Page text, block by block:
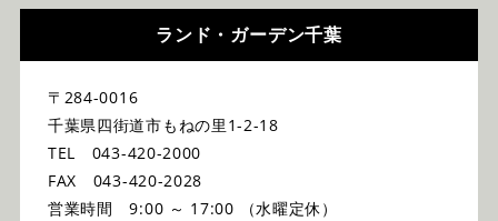
ランド・ガーデン千葉
〒284-0016
千葉県四街道市もねの里1-2-18
TEL 043-420-2000
FAX 043-420-2028
営業時間 9:00 ～ 17:00 （水曜定休）